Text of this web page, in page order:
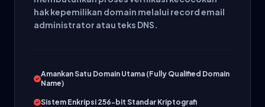
hak kepemilikan domain melalui record email
administrator atau teks DNS.
Amankan Satu Domain Utama (Fully Qualified Domain
Name)
Sistem Enkripsi 256-bit Standar Kriptografi